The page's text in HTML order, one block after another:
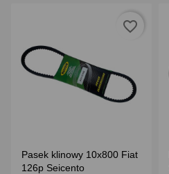
Pasek klinowy 10x800 Fiat
126p Seicento
favorite_border